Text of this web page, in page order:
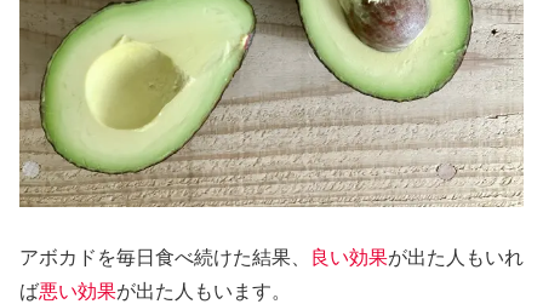
アボカドを毎日食べ続けた結果、 良い効果が出た人もいれ
ば悪い効果が出た人もいます。